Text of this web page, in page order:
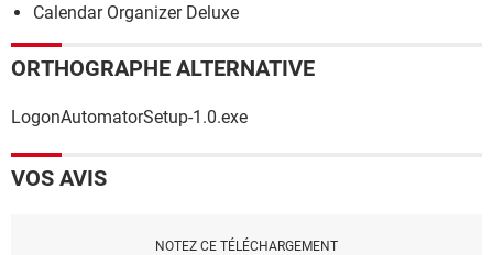
Calendar Organizer Deluxe
ORTHOGRAPHE ALTERNATIVE
LogonAutomatorSetup-1.0.exe
VOS AVIS
NOTEZ CE TÉLÉCHARGEMENT